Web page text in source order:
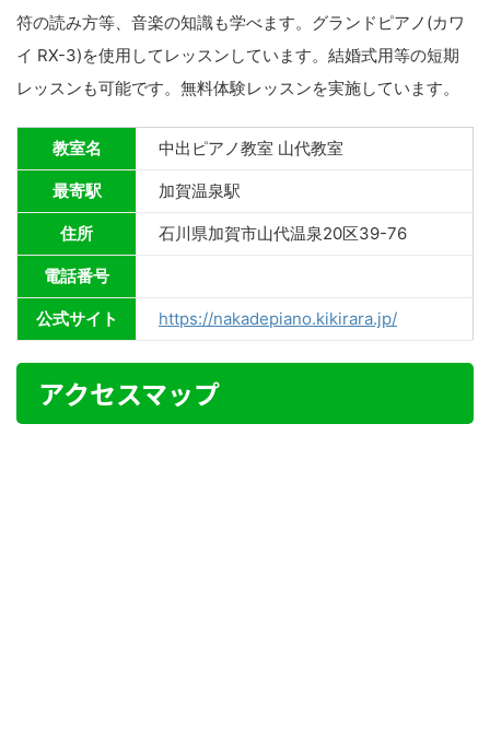
符の読み方等、音楽の知識も学べます。グランドピアノ(カワ
イ RX-3)を使用してレッスンしています。結婚式用等の短期
レッスンも可能です。無料体験レッスンを実施しています。
教室名 中出ピアノ教室 山代教室
最寄駅 加賀温泉駅
住所 石川県加賀市山代温泉20区39-76
電話番号
公式サイト https://nakadepiano.kikirara.jp/
アクセスマップ